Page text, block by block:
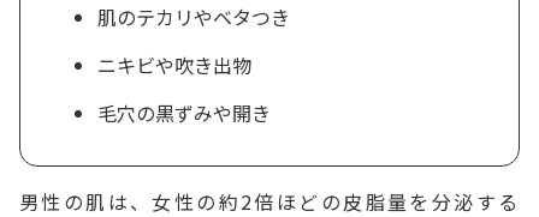
肌のテカリやベタつき
ニキビや吹き出物
毛穴の黒ずみや開き
男性の肌は、女性の約2倍ほどの皮脂量を分泌する